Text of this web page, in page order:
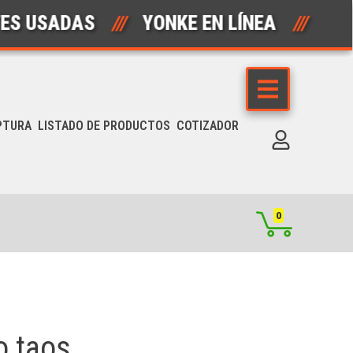
/// YONKE EN LÍNEA ///
LISTADO DE PRODUCTOS COTIZADOR
0